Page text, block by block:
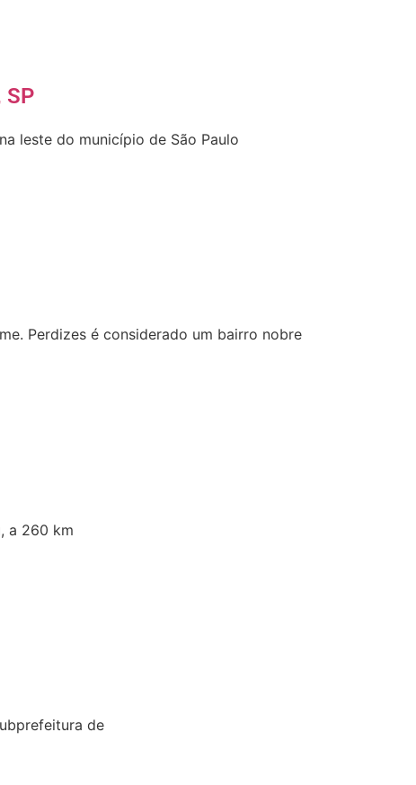
SP
leste do município de São Paulo
Perdizes é considerado um bairro nobre
a 260 km
de